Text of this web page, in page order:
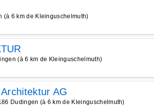
(à 6 km de Kleinguschelmuth)
(à 6 km de Kleinguschelmuth)
AG
Dudingen (à 6 km de Kleinguschelmuth)